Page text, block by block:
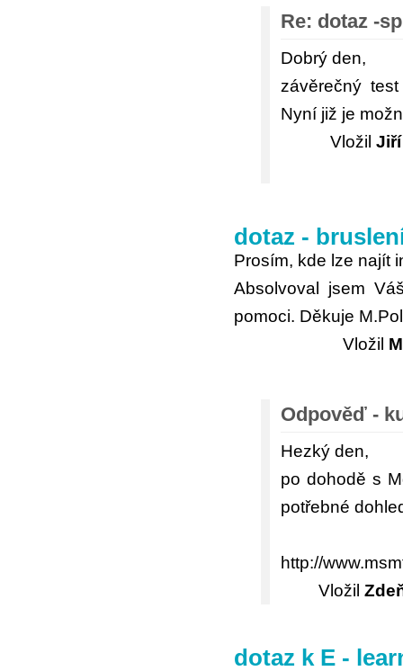
Re: dotaz -
Dobrý den,
závěrečný
Nyní již je
Vložil
dotaz -
Prosím, kde lze najít
Absolvoval jsem
pomoci. Děkuje
Vložil
Odpověď -
Hezký den,
po dohodě s
potřebné
http://
Vložil
dotaz k E -